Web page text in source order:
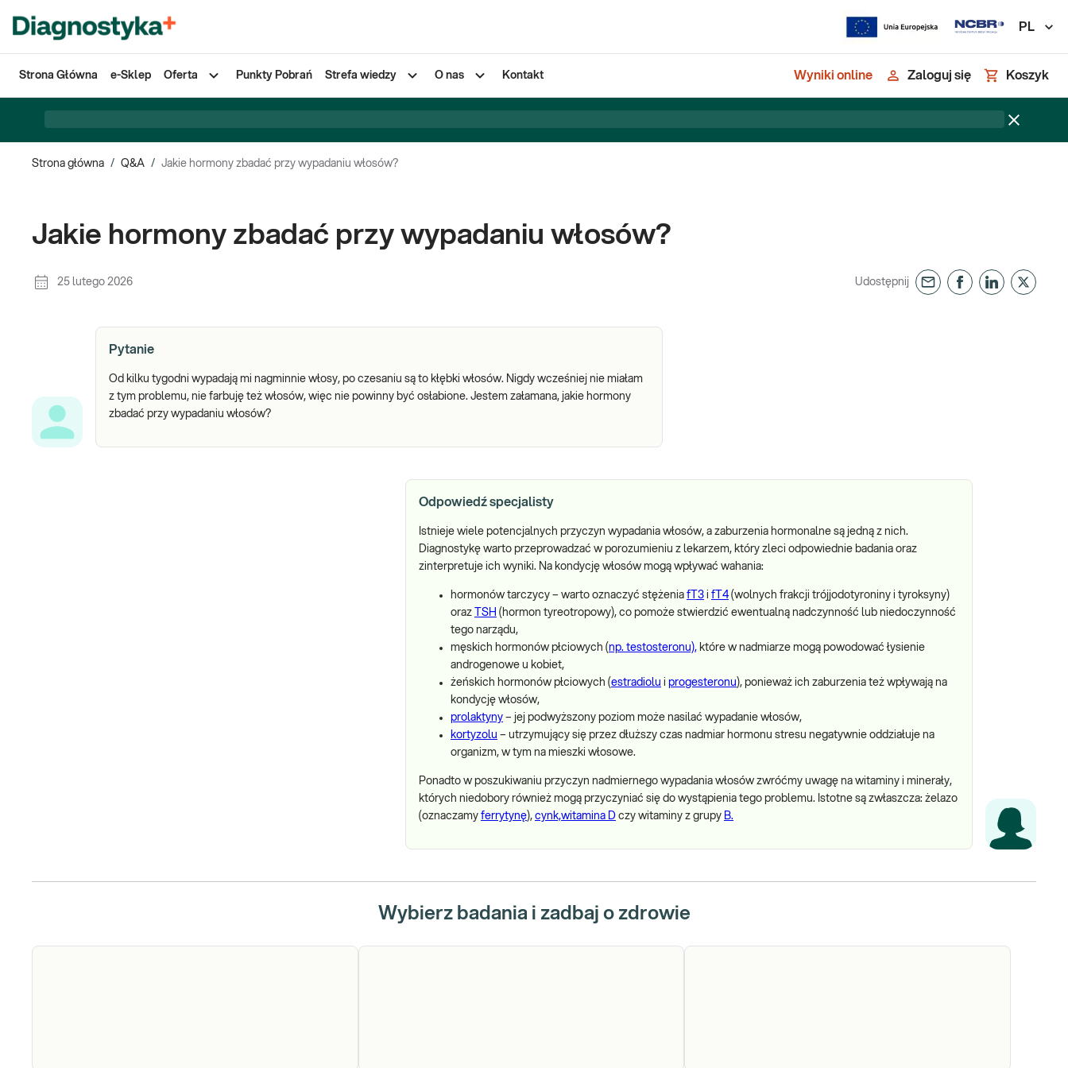
PL
Strona Główna e-Sklep Oferta Punkty Pobrań Strefa wiedzy O nas Kontakt Wyniki online Zaloguj się Koszyk
Strona główna / Q&A / Jakie hormony zbadać przy wypadaniu włosów?
Jakie hormony zbadać przy wypadaniu włosów?
25 lutego 2026 Udostępnij
Pytanie
Od kilku tygodni wypadają mi nagminnie włosy, po czesaniu są to kłębki włosów. Nigdy wcześniej nie miałam
z tym problemu, nie farbuję też włosów, więc nie powinny być osłabione. Jestem załamana, jakie hormony
zbadać przy wypadaniu włosów?
Odpowiedź specjalisty
Istnieje wiele potencjalnych przyczyn wypadania włosów, a zaburzenia hormonalne są jedną z nich.
Diagnostykę warto przeprowadzać w porozumieniu z lekarzem, który zleci odpowiednie badania oraz
zinterpretuje ich wyniki. Na kondycję włosów mogą wpływać wahania:
hormonów tarczycy – warto oznaczyć stężenia fT3 i fT4(wolnych frakcji trójjodotyroniny i tyroksyny)
oraz
TSH (hormon tyreotropowy), co pomoże stwierdzić ewentualną nadczynność lub niedoczynność
tego narządu,
męskich hormonów płciowych (np. testosteronu), które w nadmiarze mogą powodować łysienie
androgenowe u kobiet,
żeńskich hormonów płciowych (estradiolu i progesteronu), ponieważ ich zaburzenia też wpływają na
kondycję włosów,
prolaktyny – jej podwyższony poziom może nasilać wypadanie włosów,
kortyzolu – utrzymujący się przez dłuższy czas nadmiar hormonu stresu negatywnie oddziałuje na
organizm, w tym na mieszki włosowe.
Ponadto w poszukiwaniu przyczyn nadmiernego wypadania włosów zwróćmy uwagę na witaminy i minerały,
których niedobory również mogą przyczyniać się do wystąpienia tego problemu. Istotne są zwłaszcza: żelazo
(oznaczamy ferrytynę), cynk,witamina D czy witaminy z grupy B.
Wybierz badania i zadbaj o zdrowie